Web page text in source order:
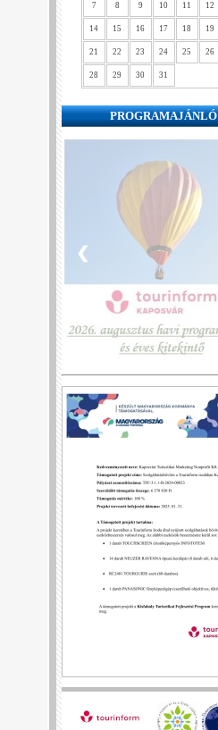
7 8 9 10 11 12
14 15 16 17 18 19
21 22 23 24 25 26
28 29 30 31
PROGRAMAJÁNLÓ
❮